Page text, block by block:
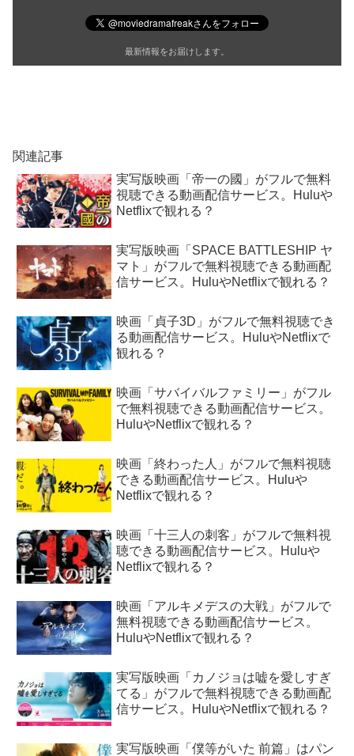
最新情報をお届けします。
関連記事
実写版映画「帝一の國」がフルで無料
視聴できる動画配信サービス。Huluや
Netflixで観れる？
実写版映画「SPACE BATTLESHIP ヤ
マト」がフルで無料視聴できる動画配
信サービス。HuluやNetflixで観れる？
映画「貞子3D」がフルで無料視聴でき
る動画配信サービス。HuluやNetflixで
観れる？
映画「サバイバルファミリー」がフル
で無料視聴できる動画配信サービス。
HuluやNetflixで観れる？
映画「終わった人」がフルで無料視聴
できる動画配信サービス。Huluや
Netflixで観れる？
映画「十三人の刺客」がフルで無料視
聴できる動画配信サービス。Huluや
Netflixで観れる？
映画「アルキメデスの大戦」がフルで
無料視聴できる動画配信サービス。
HuluやNetflixで観れる？
実写版映画「カノジョは嘘を愛しすぎ
てる」がフルで無料視聴できる動画配
信サービス。HuluやNetflixで観れる？
実写版映画「僕等がいた 前篇」はパン